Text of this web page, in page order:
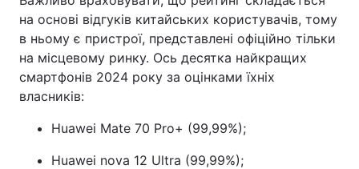
Техно і зв'язок Лайт
Зброя Інциденти
на основі відгуків китайських користувачів, тому
в ньому є пристрої, представлені офіційно тільки
на місцевому ринку. Ось десятка найкращих
смартфонів 2024 року за оцінками їхніх
власників:
Huawei Mate 70 Pro+ (99,99%);
Huawei nova 12 Ultra (99,99%);